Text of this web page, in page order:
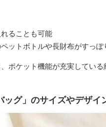
ることも可能
ットボトルや長財布がすっぽ
ポケット機能が充実してい
ッグ」のサイズやデザイ